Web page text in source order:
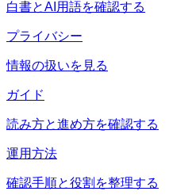
白書とAI用語を確認する
プライバシー
情報の扱いを見る
ガイド
読み方と進め方を確認する
運用方法
確認手順と役割を整理する